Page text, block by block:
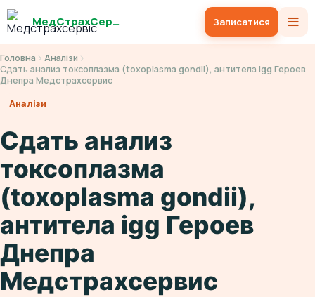
МедСтрахСервіс Записатися
Головна
Аналізи
Сдать анализ токсоплазма (toxoplasma gondii), антитела igg Героев
Днепра Медстрахсервис
Аналізи
Сдать анализ
токсоплазма
(toxoplasma gondii),
антитела igg Героев
Днепра
Медстрахсервис